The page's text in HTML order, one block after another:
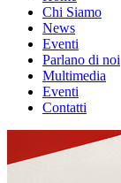
Chi Siamo
News
Eventi
Parlano di noi
Multimedia
Eventi
Contatti